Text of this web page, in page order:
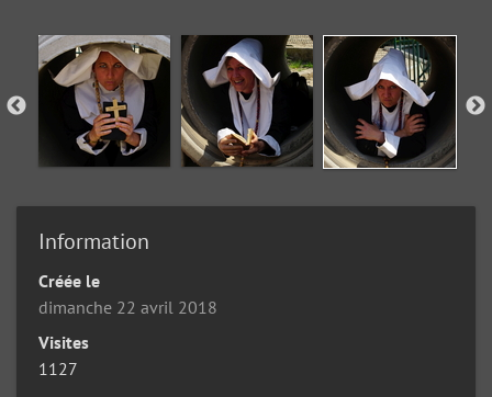
Information
Créée le
dimanche 22 avril 2018
Visites
1127